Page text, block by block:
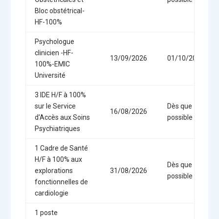
Bloc obstétrical-
HF-100%
Psychologue
clinicien -HF-
100%-EMIC
Université
13/09/2026 01/10/2026
3 IDE H/F à 100%
sur le Service
d'Accès aux Soins
Psychiatriques
16/08/2026
Dès que
possible
1 Cadre de Santé
H/F à 100% aux
explorations
fonctionnelles de
cardiologie
31/08/2026
Dès que
possible
1 poste